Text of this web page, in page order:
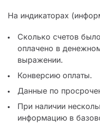
На индикаторах
Сколько счетов
оплачено в
выражении.
Конверсию оплаты.
Данные по
При наличии
информацию в